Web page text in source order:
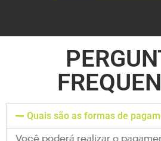
Quais são as formas de
Você poderá realizar o